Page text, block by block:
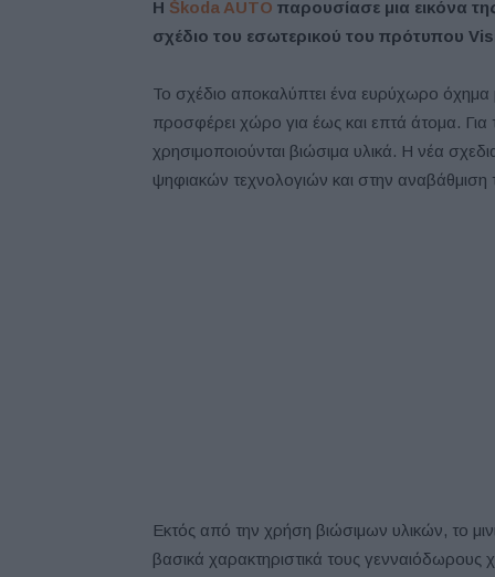
Η Škoda AUTO παρουσίασε μια εικόνα
σχέδιο του εσωτερικού του πρότυπου
Το σχέδιο αποκαλύπτει ένα ευρύχωρο όχημα
προσφέρει χώρο για έως και επτά άτομα. Για
χρησιμοποιούνται βιώσιμα υλικά. Η νέα
ψηφιακών τεχνολογιών και στην αναβάθμιση
Εκτός από την χρήση βιώσιμων υλικών, το
βασικά χαρακτηριστικά τους γενναιόδωρους